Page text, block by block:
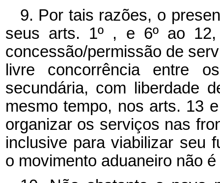
9. Por tais razões, o
seus arts. 1º , e 6º ao 12,
concessão/permissão de
livre concorrência entre
secundária, com liberdade
mesmo tempo, nos arts. 13
organizar os serviços nas
inclusive para viabilizar seu
o movimento aduaneiro não